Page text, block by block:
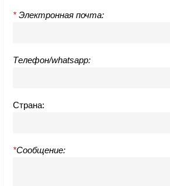
* Электронная почта:
Телефон/whatsapp:
Страна:
*Сообщение: